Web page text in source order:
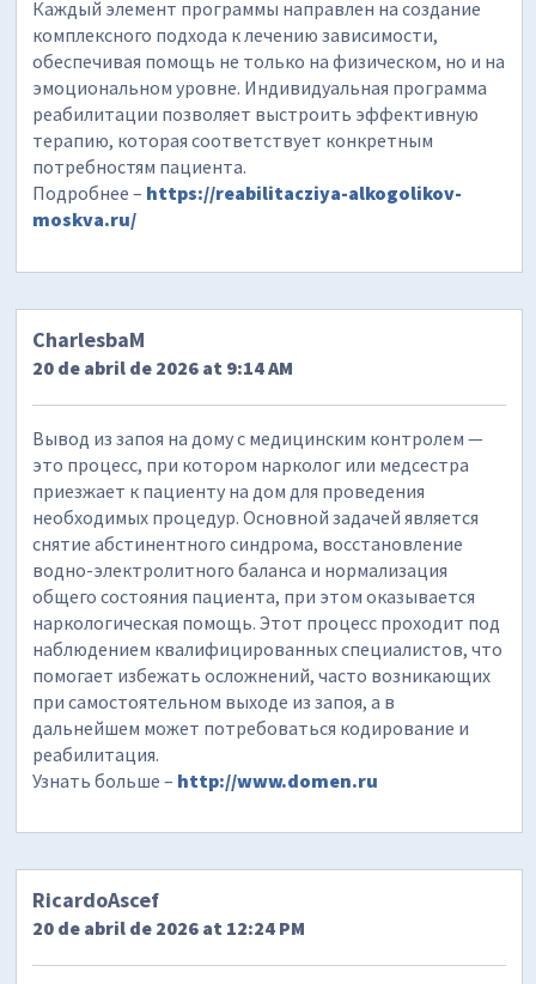
Каждый элемент программы направлен на создание
комплексного подхода к лечению зависимости,
обеспечивая помощь не только на физическом, но и на
эмоциональном уровне. Индивидуальная программа
реабилитации позволяет выстроить эффективную
терапию, которая соответствует конкретным
потребностям пациента.
Подробнее – https://reabilitacziya-alkogolikov-
moskva.ru/
CharlesbaM
20 de abril de 2026 at 9:14 AM
Вывод из запоя на дому с медицинским контролем —
это процесс, при котором нарколог или медсестра
приезжает к пациенту на дом для проведения
необходимых процедур. Основной задачей является
снятие абстинентного синдрома, восстановление
водно-электролитного баланса и нормализация
общего состояния пациента, при этом оказывается
наркологическая помощь. Этот процесс проходит под
наблюдением квалифицированных специалистов, что
помогает избежать осложнений, часто возникающих
при самостоятельном выходе из запоя, а в
дальнейшем может потребоваться кодирование и
реабилитация.
Узнать больше – http://www.domen.ru
RicardoAscef
20 de abril de 2026 at 12:24 PM